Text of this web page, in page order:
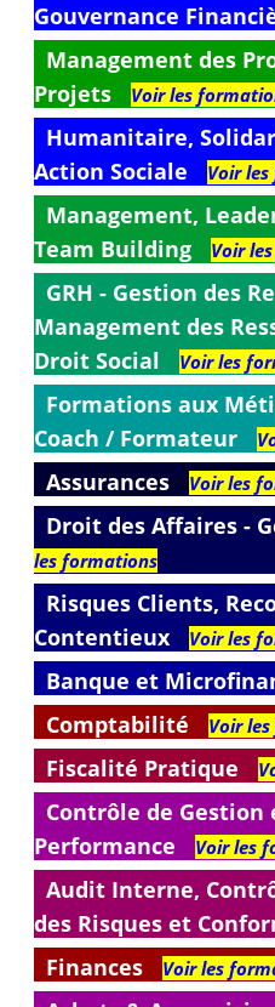
Gouvernance
Management des
Projets
Voir les
Humanitaire,
Action Sociale
Voir
Management,
Team Building
Voir
GRH - Gestion des
Management des
Droit Social
Voir les
Formations aux
Coach / Formateur
Assurances Voir les
Droit des Affaires -
les formations
Risques Clients,
Contentieux
Voir les
Banque et
Comptabilité Voir
Fiscalité Pratique
Contrôle de Gestion
Performance
Voir les
Audit Interne,
des Risques et
Finances Voir les